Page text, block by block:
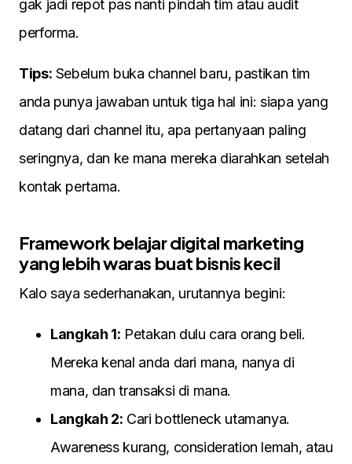
gak jadi repot pas nanti pindah tim atau audit
performa.
Tips: Sebelum buka channel baru, pastikan tim
anda punya jawaban untuk tiga hal ini: siapa yang
datang dari channel itu, apa pertanyaan paling
seringnya, dan ke mana mereka diarahkan setelah
kontak pertama.
Framework belajar digital marketing
yang lebih waras buat bisnis kecil
Kalo saya sederhanakan, urutannya begini:
Langkah 1: Petakan dulu cara orang beli.
Mereka kenal anda dari mana, nanya di
mana, dan transaksi di mana.
Langkah 2: Cari bottleneck utamanya.
Awareness kurang, consideration lemah, atau